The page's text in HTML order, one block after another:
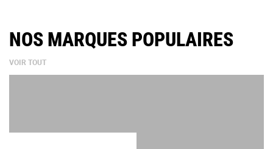
NOS MARQUES POPULAIRES
VOIR TOUT